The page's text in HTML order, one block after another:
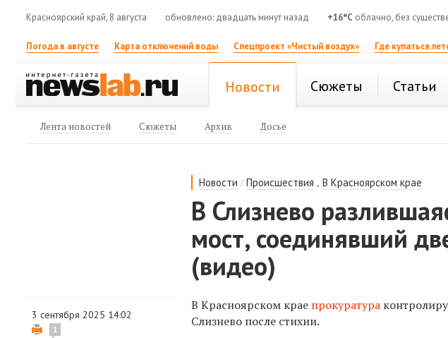
Красноярский край, 8 августа обновлено: двадцать минут назад +16°C облачно, без
Погода в августе Карта отключений воды Спецпроект «Чистый воздух» Где купаться
Новости Сюжеты Статьи
Лента новостей Сюжеты Архив Досье
Новости /Происшествия ,В Красноярском крае
В Слизнево
мост, соединявший
(видео)
3 сентября 2025 14:02
1
В Красноярском крае прокуратура
Слизнево после стихии.